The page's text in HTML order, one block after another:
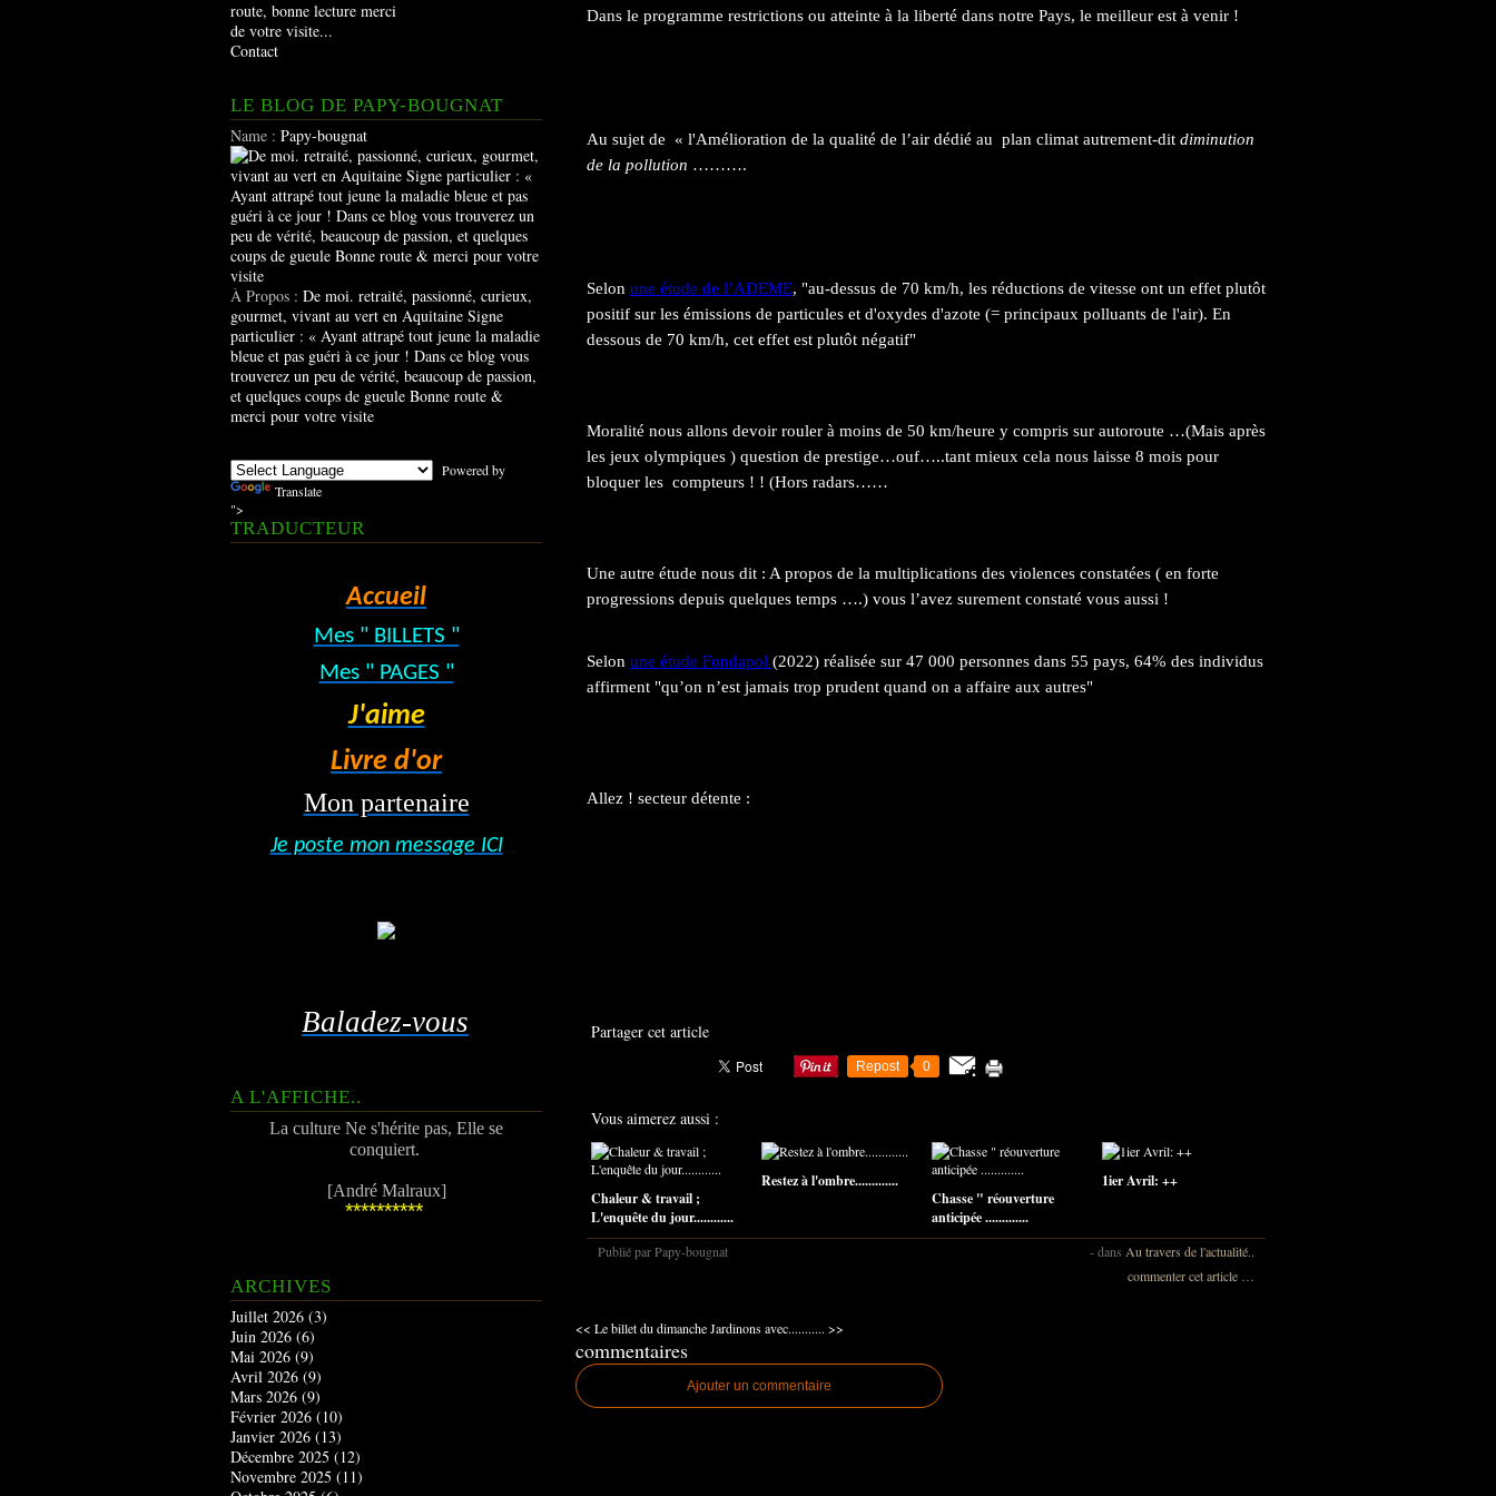
route, bonne lecture merci
de votre visite...
Contact
LE BLOG DE PAPY-BOUGNAT
Name : Papy-bougnat
À Propos : De moi. retraité, passionné, curieux,
gourmet, vivant au vert en Aquitaine Signe
particulier : « Ayant attrapé tout jeune la maladie
bleue et pas guéri à ce jour ! Dans ce blog vous
trouverez un peu de vérité, beaucoup de passion,
et quelques coups de gueule Bonne route &
merci pour votre visite
Powered by
Translate
">
TRADUCTEUR
Accueil
Mes " BILLETS "
Mes " PAGES "
J'aime
Livre d'or
Mon partenaire
Je poste mon message ICI
Baladez-vous
A L'AFFICHE..
La culture Ne s'hérite pas, Elle se
conquiert.
[André Malraux]
**********
ARCHIVES
Juillet 2026 (3)
Juin 2026 (6)
Mai 2026 (9)
Avril 2026 (9)
Mars 2026 (9)
Février 2026 (10)
Janvier 2026 (13)
Décembre 2025 (12)
Novembre 2025 (11)
Dans le programme restrictions ou atteinte à la liberté dans notre Pays, le meilleur est à venir !
Au sujet de « l'Amélioration de la qualité de l’air dédié au plan climat autrement-dit diminution
de la pollution ……….
Selon une étude de l’ADEME, "au-dessus de 70 km/h, les réductions de vitesse ont un effet plutôt
positif sur les émissions de particules et d'oxydes d'azote (= principaux polluants de l'air). En
dessous de 70 km/h, cet effet est plutôt négatif"
Moralité nous allons devoir rouler à moins de 50 km/heure y compris sur autoroute …(Mais après
les jeux olympiques ) question de prestige…ouf…..tant mieux cela nous laisse 8 mois pour
bloquer les compteurs ! ! (Hors radars……
Une autre étude nous dit : A propos de la multiplications des violences constatées ( en forte
progressions depuis quelques temps ….) vous l’avez surement constaté vous aussi !
Selon une étude Fondapol (2022) réalisée sur 47 000 personnes dans 55 pays, 64% des individus
affirment "qu’on n’est jamais trop prudent quand on a affaire aux autres"
Allez ! secteur détente :
Partager cet article
Repost 0
Vous aimerez aussi :
Chaleur & travail ;
L'enquête du jour............
Restez à l'ombre.............
Chasse " réouverture
anticipée .............
1ier Avril: ++
Publié par Papy-bougnat -dans Au travers de l'actualité..
commenter cet article
<< Le billet du dimancheJardinons avec........... >>
commentaires
Ajouter un commentaire